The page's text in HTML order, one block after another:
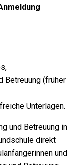
Betreuung (früher
Unterlagen.
und Betreuung in
direkt
und